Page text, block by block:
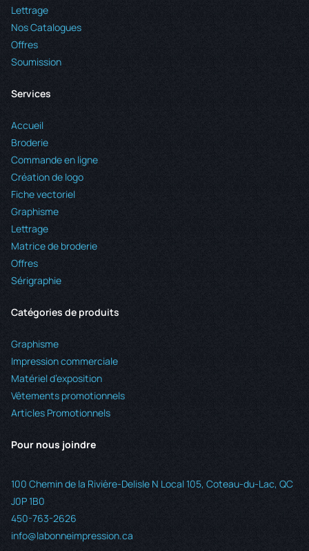
Lettrage
Nos Catalogues
Offres
Soumission
Services
Accueil
Broderie
Commande en ligne
Création de logo
Fiche vectoriel
Graphisme
Lettrage
Matrice de broderie
Offres
Sérigraphie
Catégories de produits
Graphisme
Impression commerciale
Matériel d’exposition
Vêtements promotionnels
Articles Promotionnels
Pour nous joindre
100 Chemin de la Rivière-Delisle N Local 105, Coteau-du-Lac, QC
J0P 1B0
450-763-2626
info@labonneimpression.ca